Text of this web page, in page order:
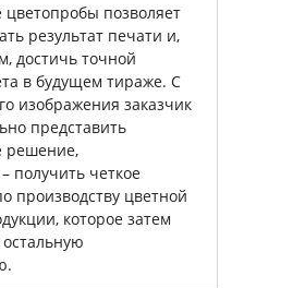
цветопробы позволяет
результат печати и,
достичь точной
в будущем тираже. С
изображения заказчик
представить
решение,
получить четкое
производству цветной
которое затем